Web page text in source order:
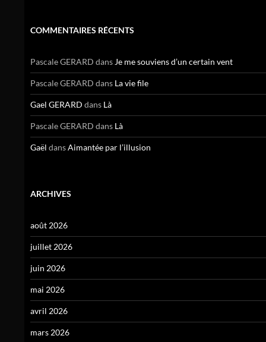
COMMENTAIRES RÉCENTS
Pascale GERARD dans Je me souviens d’un certain vent
Pascale GERARD dans La vie file
Gael GERARD dans Là
Pascale GERARD dans Là
Gaël dansAimantée par l’illusion
ARCHIVES
août 2026
juillet 2026
juin 2026
mai 2026
avril 2026
mars 2026